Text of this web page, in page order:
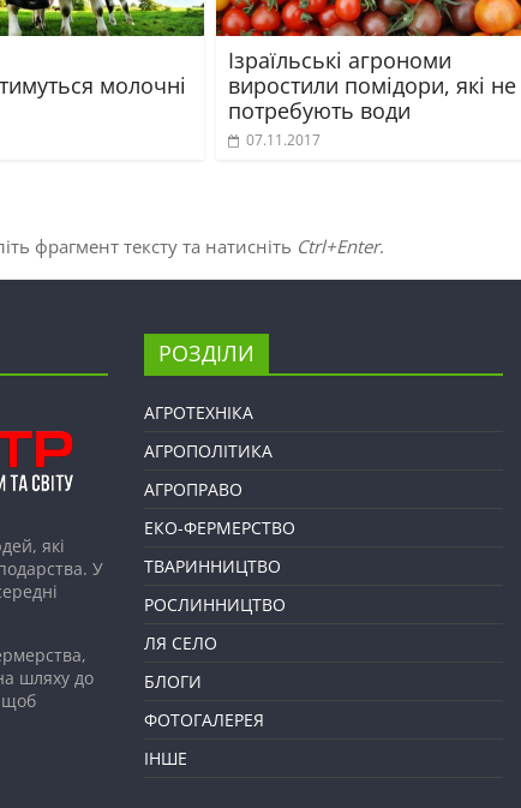
молочні
Ізраїльські агрономи
виростили помідори, які не
потребують води
07.11.2017
фрагмент тексту та натисніть Ctrl+Enter.
які
У
шляху до
щоб
РОЗДІЛИ
АГРОТЕХНІКА
АГРОПОЛІТИКА
АГРОПРАВО
ЕКО-ФЕРМЕРСТВО
ТВАРИННИЦТВО
РОСЛИННИЦТВО
ЛЯ СЕЛО
БЛОГИ
ФОТОГАЛЕРЕЯ
ІНШЕ